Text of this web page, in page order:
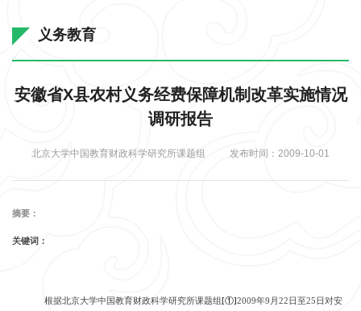
义务教育
安徽省X县农村义务经费保障机制改革实施情况
调研报告
北京大学中国教育财政科学研究所课题组 发布时间：2009-10-01
摘要：
关键词：
根据北京大学中国教育财政科学研究所课题组[①]2009年9月22日至25日对安